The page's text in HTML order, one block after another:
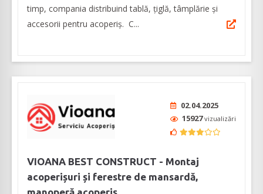
timp, compania distribuind tablă, țiglă, tâmplărie și
accesorii pentru acoperiș. C...
02.04.2025
15927vizualizări
VIOANA BEST CONSTRUCT - Montaj
acoperișuri și ferestre de mansardă,